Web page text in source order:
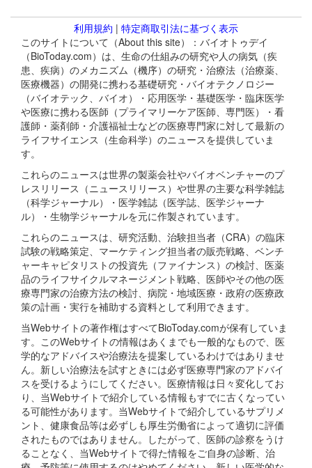
利用規約 | 特定商取引法に基づく表示
このサイトについて（About this site）：バイオトゥデイ
（BioToday.com）は、生命の仕組みの研究や人の病気（疾
患、疾病）のメカニズム（機序）の研究・治療法（治療薬、
医療機器）の開発に携わる基礎研究・バイオテクノロジー
（バイオテック、バイオ）・応用医学・基礎医学・臨床医学
や医療に携わる医師（プライマリーケア医師、専門医）・看
護師・薬剤師・介護福祉士などの医療専門家に対して最新の
ライフサイエンス（生命科学）のニュースを提供していま
す。
これらのニュースは世界の製薬会社やバイオベンチャーのプ
レスリリース（ニュースリリース）や世界の主要な科学雑誌
（科学ジャーナル）・医学雑誌（医学誌、医学ジャーナ
ル）・生物学ジャーナルを元に作製されています。
これらのニュースは、研究活動、治験担当者（CRA）の臨床
試験の戦略策定、マーケティング担当者の販売戦略、ベンチ
ャーキャピタリストの投資先（ファイナンス）の検討、医薬
品のライフサイクルマネージメント戦略、医師やその他の医
療専門家の治療方法の検討、病院・地域医療・政府の医療政
策の計画・実行を補助する資料として利用できます。
当Webサイトの著作権はすべてBioToday.comが保有していま
す。このWebサイトの情報はあくまでも一般的なもので、医
学的なアドバイスや治療法を提案しているわけではありませ
ん。新しい治療法を試すときには必ず医療専門家のアドバイ
スを受けるようにしてください。医療情報は日々変化してお
り、当Webサイトで紹介している情報もすでに古くなってい
る可能性があります。当Webサイトで紹介しているサプリメ
ント、健康食品等は必ずしも厚生労働省によって適切に評価
されたものではありません。したがって、医師の診察をうけ
ることなく、当Webサイトで得た情報をご自身の診断、治